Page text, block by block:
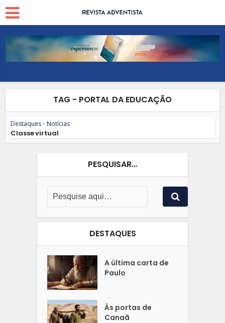
TAG - PORTAL DA EDUCAÇÃO
Destaques • Notícias
Classe virtual
PESQUISAR…
DESTAQUES
A última carta de
Paulo
Às portas de
Canaã